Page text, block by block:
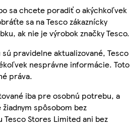
sa chcete poradiť o akýchkoľvek
sa na Tesco zákaznícky
ak nie je výrobok značky Tesco.
pravidelne aktualizované, Tesco
nesprávne informácie. Toto
práva.
iba pre osobnú potrebu, a
spôsobom bez
Stores Limited ani bez